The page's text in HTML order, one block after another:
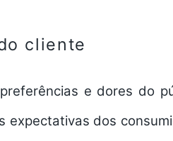
cliente
e dores do
expectativas dos